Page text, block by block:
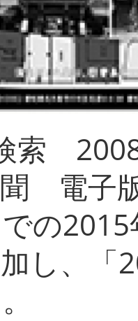
索
電子
の
し、「
し